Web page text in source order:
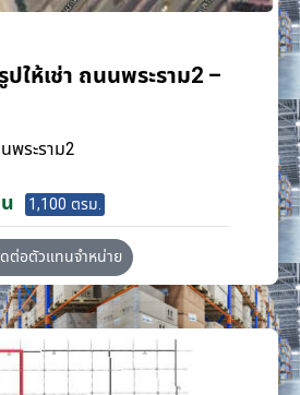
ปให้เช่า ถนนพระราม2 –
พระราม2
1,100 ตรม.
ต่อตัวแทนจำหน่าย